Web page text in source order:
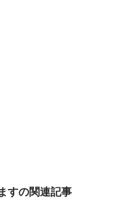
すの関連記事